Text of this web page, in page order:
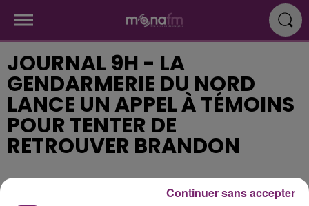
JOURNAL 9H - LA
GENDARMERIE DU NORD
LANCE UN APPEL À TÉMOINS
POUR TENTER DE
RETROUVER BRANDON
Continuer sans accepter